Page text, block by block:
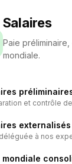
Salaires
Paie
mondiale.
et contrôle
externalisés
à nos
mondiale